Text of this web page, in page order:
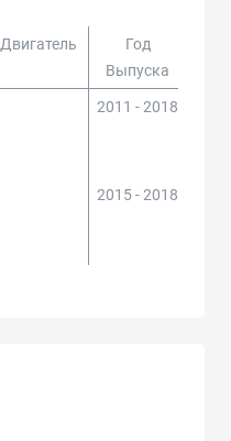
Двигатель
Год
Выпуска
2011 - 2018
2015 - 2018